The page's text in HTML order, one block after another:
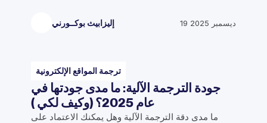
إليزابيث بوكــورني 19 ديسمبر 2025
ترجمة المواقع الإلكترونية
جودة الترجمة الآلية: ما مدى جودتها في
عام 2025؟ (وكيف لكي )
ما مدى دقة الترجمة الآلية وهل يمكنك الاعتماد على